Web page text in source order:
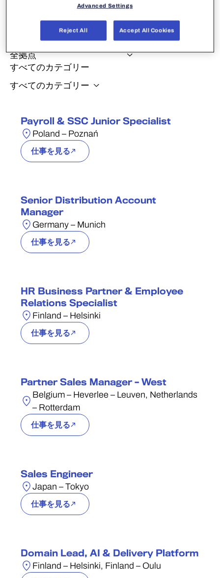
さい。あとは私たちにお任せください。
すべてのカテゴリー
Payroll & SSC Junior Specialist
Poland – Poznań
仕事を見る
Senior Distribution Account
Manager
Germany – Munich
仕事を見る
HR Business Partner & Employee
Relations Specialist
Finland – Helsinki
仕事を見る
Partner Sales Manager – West
Belgium – Heverlee – Leuven, Netherlands
– Rotterdam
仕事を見る
Sales Engineer
Japan – Tokyo
仕事を見る
Domain Lead, AI & Delivery Platform
Finland – Helsinki, Finland – Oulu
Advanced Settings
Reject All Accept All Cookies